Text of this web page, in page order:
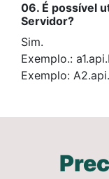
06. É possível
Servidor?
Sim.
Exemplo.:
Exemplo: